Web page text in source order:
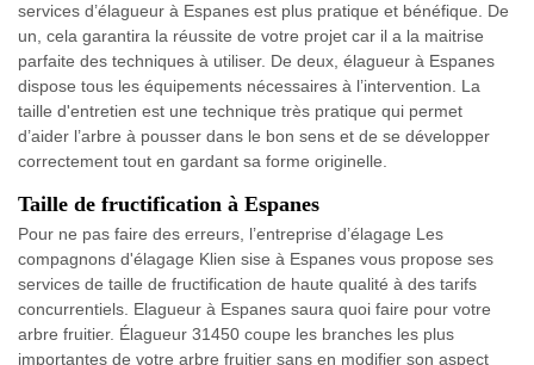
services d’élagueur à Espanes est plus pratique et bénéfique. De
un, cela garantira la réussite de votre projet car il a la maitrise
parfaite des techniques à utiliser. De deux, élagueur à Espanes
dispose tous les équipements nécessaires à l’intervention. La
taille d'entretien est une technique très pratique qui permet
d’aider l’arbre à pousser dans le bon sens et de se développer
correctement tout en gardant sa forme originelle.
Taille de fructification à Espanes
Pour ne pas faire des erreurs, l’entreprise d’élagage Les
compagnons d'élagage Klien sise à Espanes vous propose ses
services de taille de fructification de haute qualité à des tarifs
concurrentiels. Elagueur à Espanes saura quoi faire pour votre
arbre fruitier. Élagueur 31450 coupe les branches les plus
importantes de votre arbre fruitier sans en modifier son aspect